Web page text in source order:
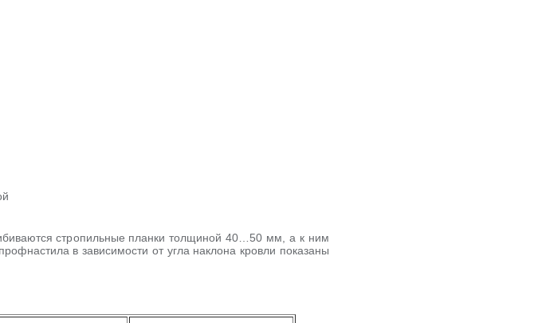
стропильные планки толщиной 40…50 мм, а к ним
в зависимости от угла наклона кровли показаны